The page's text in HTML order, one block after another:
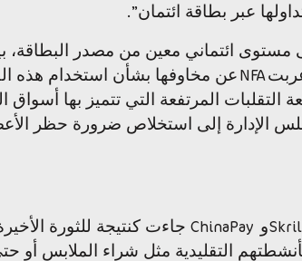
عبر بطاقة ائتمان.”
ائتماني معين من مصدر البطاقة،
NFA عن مخاوفها بشأن استخدام هذه
التقلبات المرتفعة التي تتميز بها
الإدارة إلى استخلاص ضرورة حظر
و ChinaPay جاءت كنتيجة للثورة
التقليدية مثل شراء الملابس أو